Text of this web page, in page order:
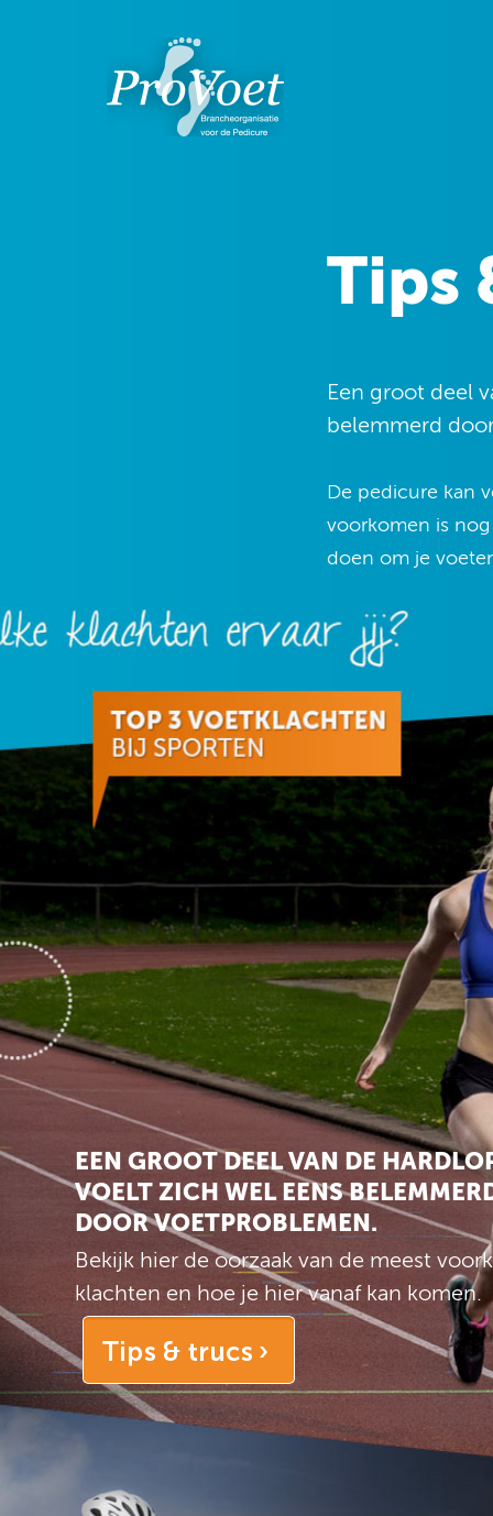
Tips
Een groot deel
belemmerd
De pedicure kan
voorkomen is
doen om je
EEN GROOT DEEL VAN DE
VOELT ZICH WEL EENS
DOOR VOETPROBLEMEN.
Bekijk hier de oorzaak van de meest
klachten en hoe je hier vanaf kan komen.